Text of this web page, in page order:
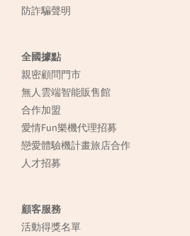
防詐騙聲明
全國據點
親密顧問門市
無人雲端智能販售館
合作加盟
愛情Fun樂機代理招募
戀愛體驗機計畫旅店合作
人才招募
顧客服務
活動得獎名單